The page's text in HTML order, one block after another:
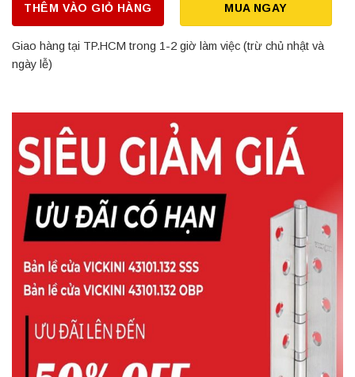
THÊM VÀO GIỎ HÀNG MUA NGAY
Giao hàng tại TP.HCM trong 1-2 giờ làm việc (trừ chủ nhật và
ngày lễ)